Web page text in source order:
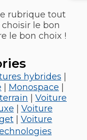
rubrique tout
le bon
le bon choix !
hybrides
Monospace
Voiture
Voiture
Voiture